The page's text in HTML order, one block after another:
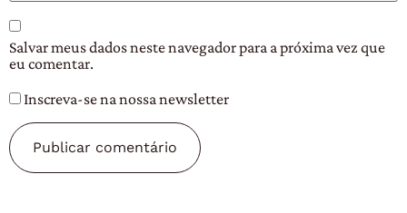
Salvar meus dados neste navegador para a próxima vez que
eu comentar.
Inscreva-se na nossa newsletter